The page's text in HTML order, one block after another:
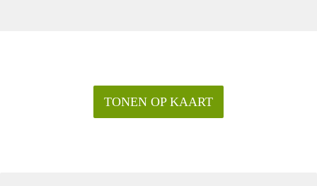
TONEN OP KAART